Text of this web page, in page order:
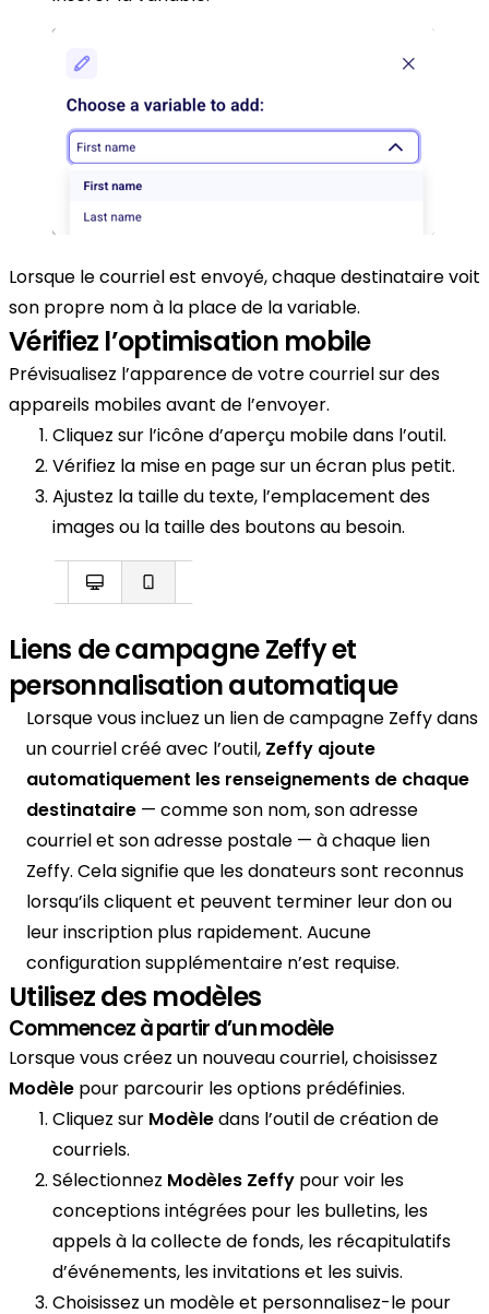
Lorsque le courriel est envoyé, chaque destinataire voit
son propre nom à la place de la variable.
Vérifiez l’optimisation mobile
Prévisualisez l’apparence de votre courriel sur des
appareils mobiles avant de l’envoyer.
Cliquez sur l’icône d’aperçu mobile dans l’outil.
Vérifiez la mise en page sur un écran plus petit.
Ajustez la taille du texte, l’emplacement des
images ou la taille des boutons au besoin.
Liens de campagne Zeffy et
personnalisation automatique
Lorsque vous incluez un lien de campagne Zeffy dans
un courriel créé avec l’outil, Zeffy ajoute
automatiquement les renseignements de chaque
destinataire — comme son nom, son adresse
courriel et son adresse postale — à chaque lien
Zeffy. Cela signifie que les donateurs sont reconnus
lorsqu’ils cliquent et peuvent terminer leur don ou
leur inscription plus rapidement. Aucune
configuration supplémentaire n’est requise.
Utilisez des modèles
Commencez à partir d’un modèle
Lorsque vous créez un nouveau courriel, choisissez
Modèle pour parcourir les options prédéfinies.
Cliquez sur Modèledans l’outil de création de
courriels.
Sélectionnez Modèles Zeffy pour voir les
conceptions intégrées pour les bulletins, les
appels à la collecte de fonds, les récapitulatifs
d’événements, les invitations et les suivis.
Choisissez un modèle et personnalisez-le pour